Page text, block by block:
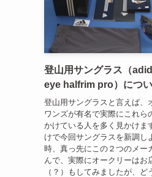
登山用サングラス（
eye halfrim pro）につ
登山用サングラスと言えば、
ワンズが有名で実際にこれら
かけている人を多く見かけま
けで今回サングラスを新調し
時、真っ先にこの２つのメー
んで、実際にオークリーはお
（？）もしてみましたが、ど